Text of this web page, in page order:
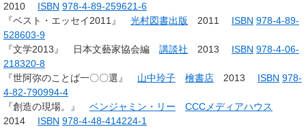
2010 ISBN 978-4-89-259621-6
『ベスト・エッセイ2011』 光村図書出版 2011 ISBN 978-4-89-
528603-9
『文学2013』 日本文藝家協会編 講談社 2013 ISBN 978-4-06-
218320-8
『世阿弥のことば一〇〇選』 山中玲子 檜書店 2013 ISBN 978-
4-82-790994-4
『創造の現場。』 ベンジャミン・リー
CCCメディアハウス
2014 ISBN 978-4-48-414224-1